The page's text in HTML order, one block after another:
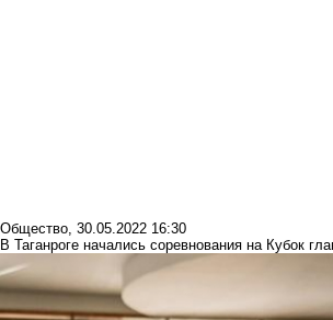
Общество, 30.05.2022 16:30
В Таганроге начались соревнования на Кубок